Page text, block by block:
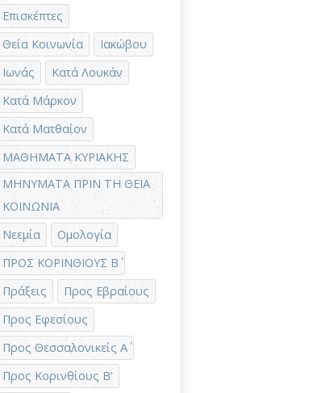
Επισκέπτες
Θεία Κοινωνία
Ιακώβου
Ιωνάς
Κατά Λουκάν
Κατά Μάρκον
Κατά Ματθαίον
ΜΑΘΗΜΑΤΑ ΚΥΡΙΑΚΗΣ
ΜΗΝΥΜΑΤΑ ΠΡΙΝ ΤΗ ΘΕΙΑ
ΚΟΙΝΩΝΙΑ
Νεεμία
Ομολογία
ΠΡΟΣ ΚΟΡΙΝΘΙΟΥΣ Β΄
Πράξεις
Προς Εβραίους
Προς Εφεσίους
Προς Θεσσαλονικείς Α΄
Προς Κορινθίους Β'